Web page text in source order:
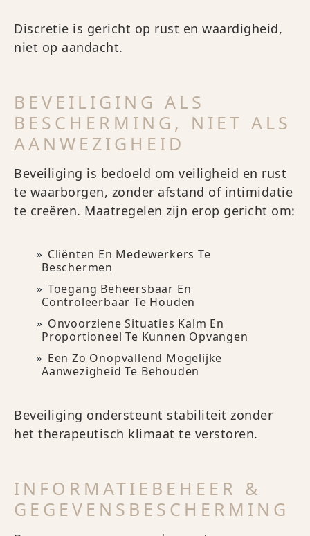
Discretie is gericht op rust en waardigheid,
niet op aandacht.
BEVEILIGING ALS
BESCHERMING, NIET ALS
AANWEZIGHEID
Beveiliging is bedoeld om veiligheid en rust
te waarborgen, zonder afstand of intimidatie
te creëren. Maatregelen zijn erop gericht om:
Cliënten En Medewerkers Te
Beschermen
Toegang Beheersbaar En
Controleerbaar Te Houden
Onvoorziene Situaties Kalm En
Proportioneel Te Kunnen Opvangen
Een Zo Onopvallend Mogelijke
Aanwezigheid Te Behouden
Beveiliging ondersteunt stabiliteit zonder
het therapeutisch klimaat te verstoren.
INFORMATIEBEHEER &
GEGEVENSBESCHERMING